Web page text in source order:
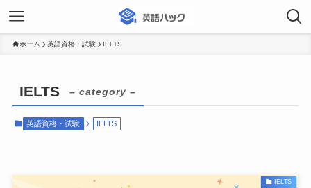
ホーム 英語資格・試験 IELTS
IELTS – category –
英語資格・試験 IELTS
IELTS